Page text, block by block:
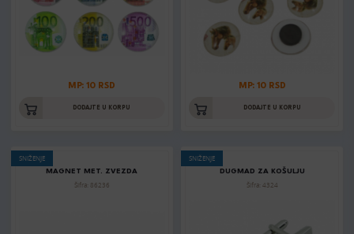
MP: 10 RSD
DODAJTE U KORPU
MP: 10 RSD
DODAJTE U KORPU
SNIŽENJE
MAGNET MET. ZVEZDA
Šifra: 86236
SNIŽENJE
DUGMAD ZA KOŠULJU
Šifra: 4324